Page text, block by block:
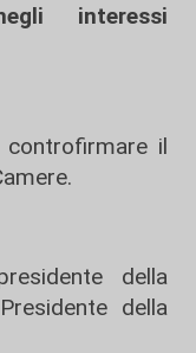
interessi
controfirmare il
della
della